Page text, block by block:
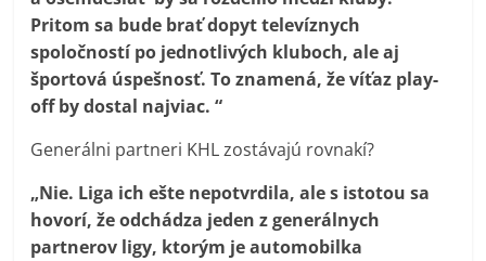
Pritom sa bude brať dopyt televíznych
spoločností po jednotlivých kluboch, ale aj
športová úspešnosť. To znamená, že víťaz play-
off by dostal najviac. “
Generálni partneri KHL zostávajú rovnakí?
„Nie. Liga ich ešte nepotvrdila, ale s istotou sa
hovorí, že odchádza jeden z generálnych
partnerov ligy, ktorým je automobilka